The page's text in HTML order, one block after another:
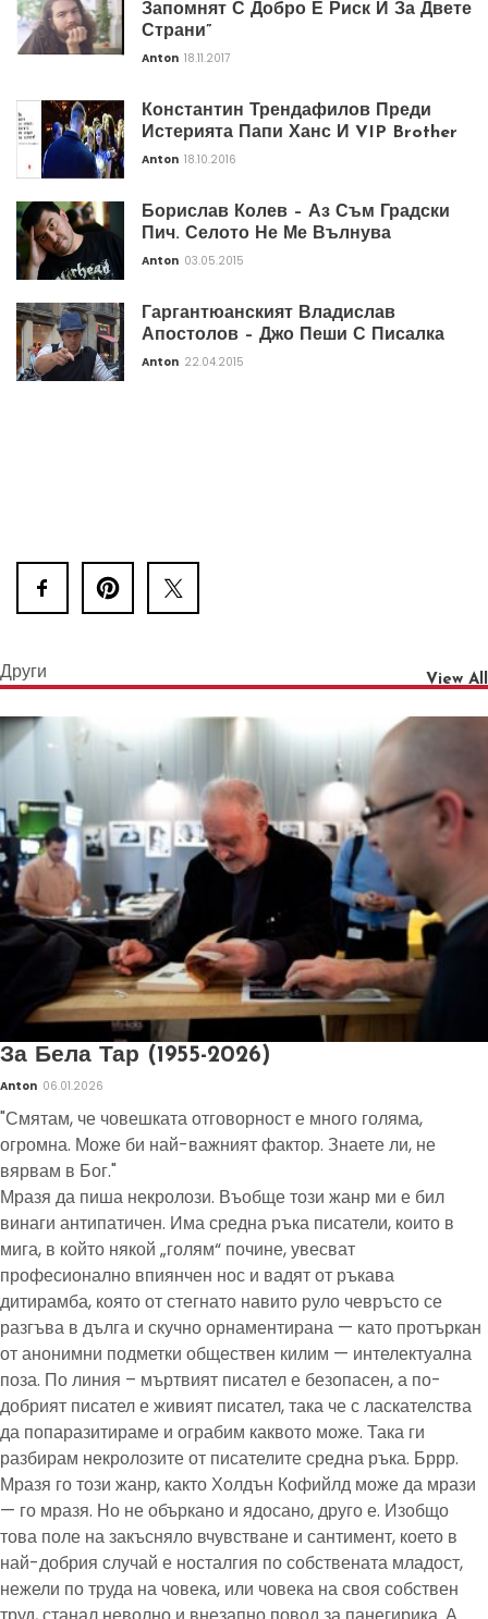
Запомнят С Добро Е Риск И За Двете
Страни”
Anton 18.11.2017
Константин Трендафилов Преди
Истерията Папи Ханс И VIP Brother
Anton 18.10.2016
Борислав Колев – Аз Съм Градски
Пич. Селото Не Ме Вълнува
Anton 03.05.2015
Гаргантюанският Владислав
Апостолов – Джо Пеши С Писалка
Anton 22.04.2015
Други View All
За Бела Тар (1955-2026)
Anton 06.01.2026
"Смятам, че човешката отговорност е много голяма,
огромна. Може би най-важният фактор. Знаете ли, не
вярвам в Бог."
Мразя да пиша некролози. Въобще този жанр ми е бил
винаги антипатичен. Има средна ръка писатели, които в
мига, в който някой „голям“ почине, увесват
професионално впиянчен нос и вадят от ръкава
дитирамба, която от стегнато навито руло чевръсто се
разгъва в дълга и скучно орнаментирана — като протъркан
от анонимни подметки обществен килим — интелектуална
поза. По линия – мъртвият писател е безопасен, а по-
добрият писател е живият писател, така че с ласкателства
да попаразитираме и ограбим каквото може. Така ги
разбирам некролозите от писателите средна ръка. Бррр.
Мразя го този жанр, както Холдън Кофийлд може да мрази
— го мразя. Но не объркано и ядосано, друго е. Изобщо
това поле на закъсняло вчувстване и сантимент, което в
най-добрия случай е носталгия по собствената младост,
нежели по труда на човека, или човека на своя собствен